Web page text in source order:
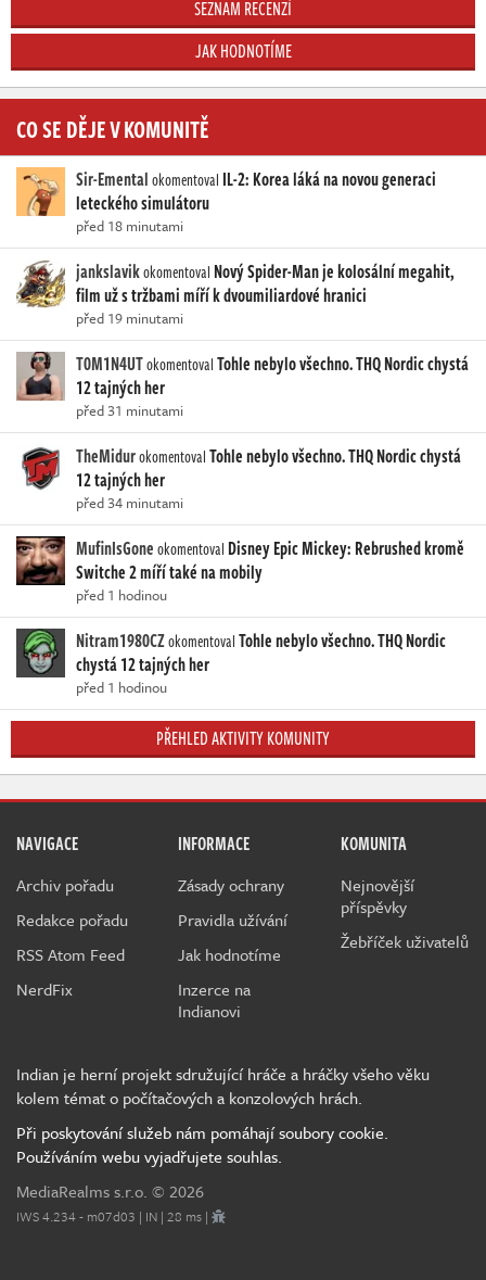
SEZNAM RECENZÍ
JAK HODNOTÍME
CO SE DĚJE V KOMUNITĚ
Sir-Ementalokomentoval IL-2: Korea láká na novou generaci
leteckého simulátoru
před 18 minutami
jankslavikokomentoval Nový Spider-Man je kolosální megahit,
film už s tržbami míří k dvoumiliardové hranici
před 19 minutami
T0M1N4UTokomentovalTohle nebylo všechno. THQ Nordic chystá
12 tajných her
před 31 minutami
TheMidurokomentovalTohle nebylo všechno. THQ Nordic chystá
12 tajných her
před 34 minutami
MufinIsGoneokomentoval Disney Epic Mickey: Rebrushed kromě
Switche 2 míří také na mobily
před 1 hodinou
Nitram1980CZokomentovalTohle nebylo všechno. THQ Nordic
chystá 12 tajných her
před 1 hodinou
PŘEHLED AKTIVITY KOMUNITY
NAVIGACE
Archiv pořadu
Redakce pořadu
RSS Atom Feed
NerdFix
INFORMACE
Zásady ochrany
Pravidla užívání
Jak hodnotíme
Inzerce na
Indianovi
KOMUNITA
Nejnovější
příspěvky
Žebříček uživatelů
Indian je herní projekt sdružující hráče a hráčky všeho věku
kolem témat o počítačových a konzolových hrách.
Při poskytování služeb nám pomáhají soubory cookie.
Používáním webu vyjadřujete souhlas.
MediaRealms s.r.o. © 2026
IWS 4.234 - m07d03 | IN | 28 ms |